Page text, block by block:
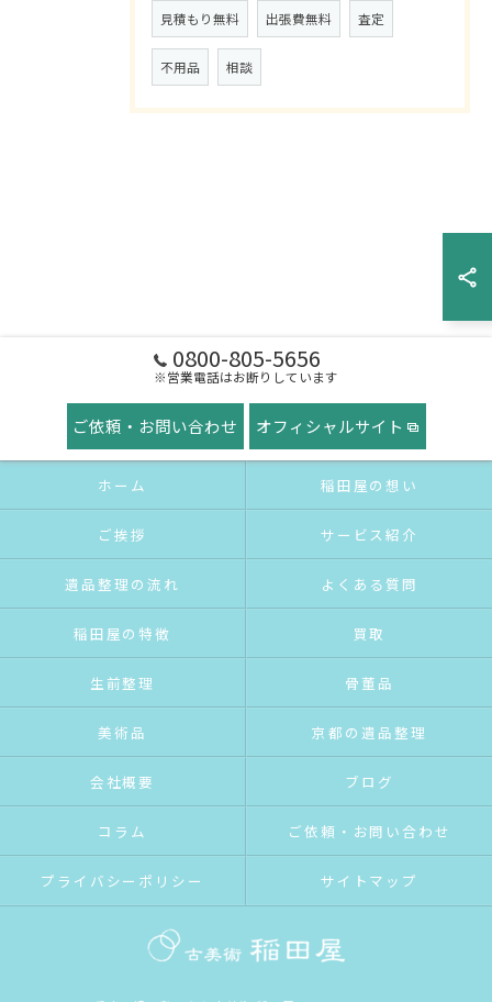
見積もり無料 出張費無料 査定
不用品 相談
0800-805-5656
※営業電話はお断りしています
ご依頼・お問い合わせ オフィシャルサイト
ホーム 稲田屋の想い
ご挨拶 サービス紹介
遺品整理の流れ よくある質問
稲田屋の特徴 買取
生前整理 骨董品
美術品 京都の遺品整理
会社概要 ブログ
コラム ご依頼・お問い合わせ
プライバシーポリシー サイトマップ